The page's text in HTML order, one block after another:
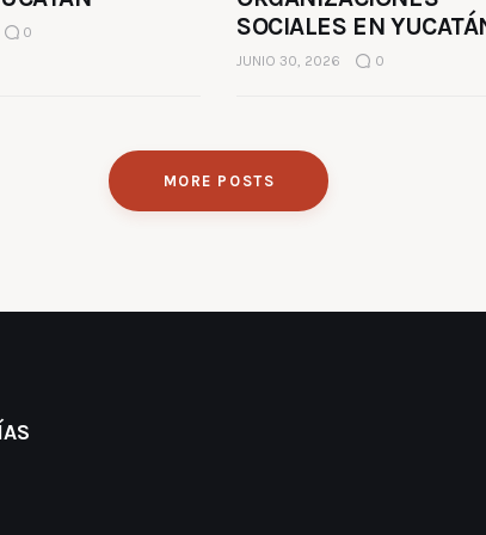
0
SOCIALES EN
JUNIO 30, 2026 0
MORE POSTS